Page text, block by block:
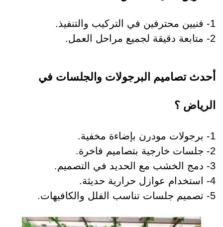
1- فنيين محترفين في التركيب والتنفيذ.
2- متابعة دقيقة لجميع مراحل العمل.
أحدث تصاميم البرجولات والجلسات في
الرياض ؟
1- برجولات مودرن بإضاءة مخفية.
2- جلسات خارجية بتصاميم فاخرة.
3- دمج الخشب مع الحديد في التصميم.
4- استخدام عوازل حرارية حديثة.
5- تصميم جلسات تناسب الفلل والكافيهات.